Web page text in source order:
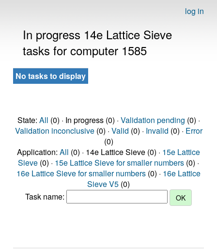
log in
In progress 14e Lattice Sieve
tasks for computer 1585
No tasks to display
State: All (0) · In progress (0) · Validation pending (0) ·
Validation inconclusive(0) · Valid (0) · Invalid (0) · Error
(0)
Application: All (0) · 14e Lattice Sieve (0) · 15e Lattice
Sieve (0) · 15e Lattice Sieve for smaller numbers (0) ·
16e Lattice Sieve for smaller numbers (0) · 16e Lattice
Sieve V5 (0)
Task name: